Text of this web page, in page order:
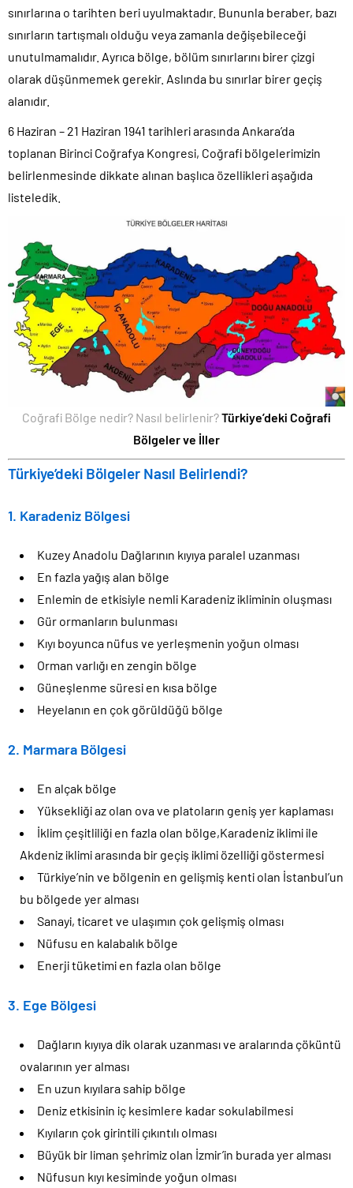
sınırlarına o tarihten beri uyulmaktadır. Bununla beraber, bazı
sınırların tartışmalı olduğu veya zamanla değişebileceği
unutulmamalıdır. Ayrıca bölge, bölüm sınırlarını birer çizgi
olarak düşünmemek gerekir. Aslında bu sınırlar birer geçiş
alanıdır.
6 Haziran – 21 Haziran 1941 tarihleri arasında Ankara’da
toplanan Birinci Coğrafya Kongresi, Coğrafi bölgelerimizin
belirlenmesinde dikkate alınan başlıca özellikleri aşağıda
listeledik.
Coğrafi Bölge nedir? Nasıl belirlenir?Türkiye’deki Coğrafi
Bölgeler ve İller
Türkiye’deki Bölgeler Nasıl Belirlendi?
1. Karadeniz Bölgesi
Kuzey Anadolu Dağlarının kıyıya paralel uzanması
En fazla yağış alan bölge
Enlemin de etkisiyle nemli Karadeniz ikliminin oluşması
Gür ormanların bulunması
Kıyı boyunca nüfus ve yerleşmenin yoğun olması
Orman varlığı en zengin bölge
Güneşlenme süresi en kısa bölge
Heyelanın en çok görüldüğü bölge
2. Marmara Bölgesi
En alçak bölge
Yüksekliği az olan ova ve platoların geniş yer kaplaması
İklim çeşitliliği en fazla olan bölge,Karadeniz iklimi ile
Akdeniz iklimi arasında bir geçiş iklimi özelliği göstermesi
Türkiye’nin ve bölgenin en gelişmiş kenti olan İstanbul’un
bu bölgede yer alması
Sanayi, ticaret ve ulaşımın çok gelişmiş olması
Nüfusu en kalabalık bölge
Enerji tüketimi en fazla olan bölge
3. Ege Bölgesi
Dağların kıyıya dik olarak uzanması ve aralarında çöküntü
ovalarının yer alması
En uzun kıyılara sahip bölge
Deniz etkisinin iç kesimlere kadar sokulabilmesi
Kıyıların çok girintili çıkıntılı olması
Büyük bir liman şehrimiz olan İzmir’in burada yer alması
Nüfusun kıyı kesiminde yoğun olması